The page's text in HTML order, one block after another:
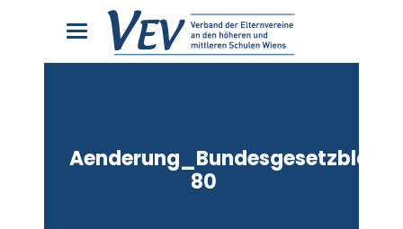
Aenderung_Bundesgesetzblatt
80